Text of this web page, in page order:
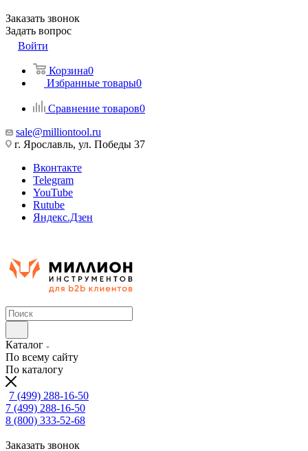
Заказать звонок
Задать вопрос
Войти
Корзина0
Избранные товары0
Сравнение товаров0
sale@milliontool.ru
г. Ярославль, ул. Победы 37
Вконтакте
Telegram
YouTube
Rutube
Яндекс.Дзен
Каталог
По всему сайту
По каталогу
7 (499) 288-16-50
7 (499) 288-16-50
8 (800) 333-52-68
Заказать звонок